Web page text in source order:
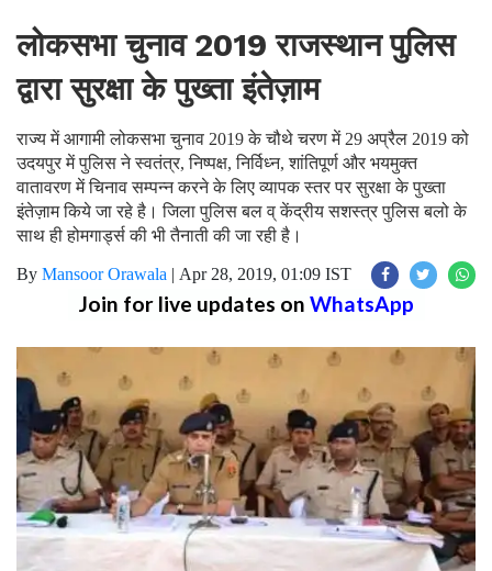
लोकसभा चुनाव 2019 राजस्थान पुलिस
द्वारा सुरक्षा के पुख्ता इंतेज़ाम
राज्य में आगामी लोकसभा चुनाव 2019 के चौथे चरण में 29 अप्रैल 2019 को
उदयपुर में पुलिस ने स्वतंत्र, निष्पक्ष, निर्विध्न, शांतिपूर्ण और भयमुक्त
वातावरण में चिनाव सम्पन्न करने के लिए व्यापक स्तर पर सुरक्षा के पुख्ता
इंतेज़ाम किये जा रहे है। जिला पुलिस बल व् केंद्रीय सशस्त्र पुलिस बलो के
साथ ही होमगार्ड्स की भी तैनाती की जा रही है।
By Mansoor Orawala | Apr 28, 2019, 01:09 IST
Join for live updates on WhatsApp